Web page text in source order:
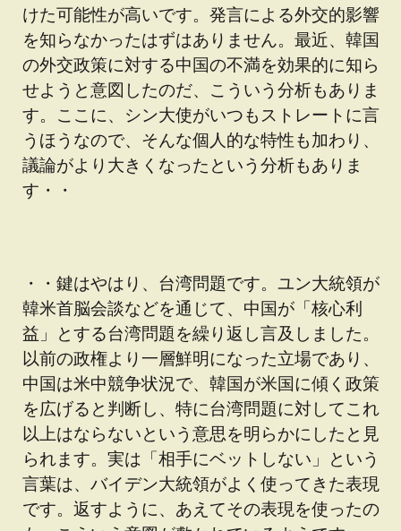
けた可能性が高いです。発言による外交的影響
を知らなかったはずはありません。最近、韓国
の外交政策に対する中国の不満を効果的に知ら
せようと意図したのだ、こういう分析もありま
す。ここに、シン大使がいつもストレートに言
うほうなので、そんな個人的な特性も加わり、
議論がより大きくなったという分析もありま
す・・
・・鍵はやはり、台湾問題です。ユン大統領が
韓米首脳会談などを通じて、中国が「核心利
益」とする台湾問題を繰り返し言及しました。
以前の政権より一層鮮明になった立場であり、
中国は米中競争状況で、韓国が米国に傾く政策
を広げると判断し、特に台湾問題に対してこれ
以上はならないという意思を明らかにしたと見
られます。実は「相手にベットしない」という
言葉は、バイデン大統領がよく使ってきた表現
です。返すように、あえてその表現を使ったの